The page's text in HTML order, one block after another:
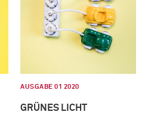
AUSGABE 01 2020
GRÜNES LICHT